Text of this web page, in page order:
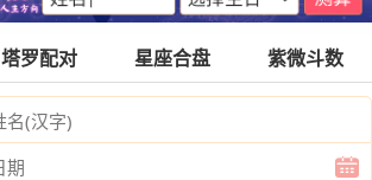
塔罗配对 星座合盘 紫微斗数